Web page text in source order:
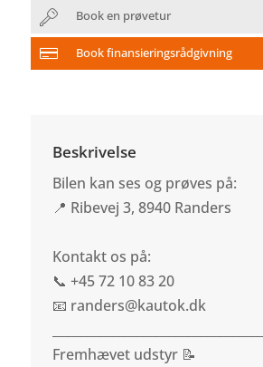
Book en prøvetur
Book finansieringsrådgivning
Beskrivelse
Bilen kan ses og prøves på:
📍 Ribevej 3, 8940 Randers
Kontakt os på:
📞 +45 72 10 83 20
📧 randers@kautok.dk
Fremhævet udstyr 📝